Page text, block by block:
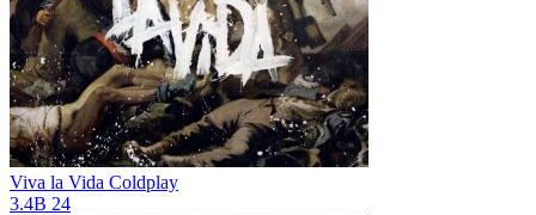
Viva la Vida Coldplay
3.4B 24